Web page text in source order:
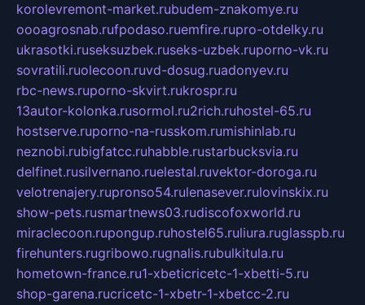
korolevremont-market.rubudem-znakomye.ru
oooagrosnab.rufpodaso.ruemfire.rupro-otdelky.ru
ukrasotki.ruseksuzbek.ruseks-uzbek.ruporno-vk.ru
sovratili.ruolecoon.ruvd-dosug.ruadonyev.ru
rbc-news.ruporno-skvirt.rukrospr.ru
13autor-kolonka.rusormol.ru2rich.ruhostel-65.ru
hostserve.ruporno-na-russkom.rumishinlab.ru
neznobi.rubigfatcc.ruhabble.rustarbucksvia.ru
delfinet.rusilvernano.ruelestal.ruvektor-doroga.ru
velotrenajery.rupronso54.rulenasever.rulovinskix.ru
show-pets.rusmartnews03.rudiscofoxworld.ru
miraclecoon.rupongup.ruhostel65.ruliura.ruglasspb.ru
firehunters.rugribowo.rugnalis.rubulkitula.ru
hometown-france.ru1-xbeticricetc-1-xbetti-5.ru
shop-garena.rucricetc-1-xbetr-1-xbetcc-2.ru